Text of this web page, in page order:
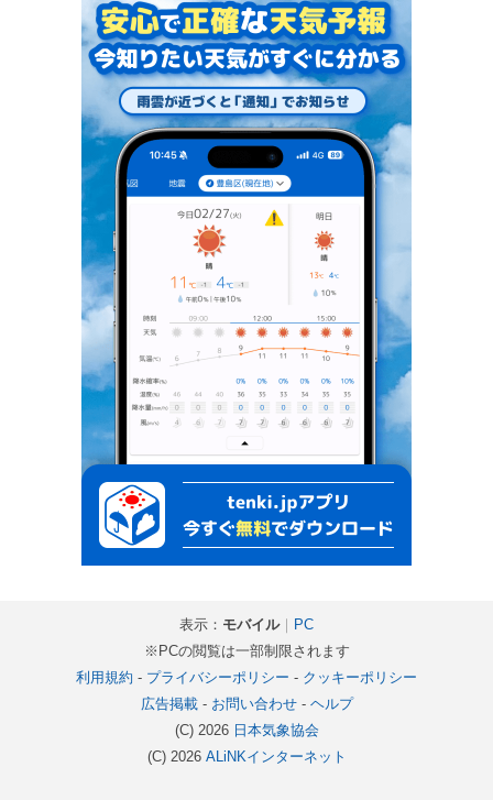
表示： モバイル｜ PC
※PCの閲覧は一部制限されます
利用規約 - プライバシーポリシー - クッキーポリシー
広告掲載- お問い合わせ- ヘルプ
(C) 2026 日本気象協会
(C) 2026 ALiNKインターネット